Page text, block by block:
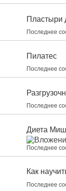
Пластыри
Последнее
Пилатес
Последнее
Последнее
Диета
Последнее
Как
Последнее